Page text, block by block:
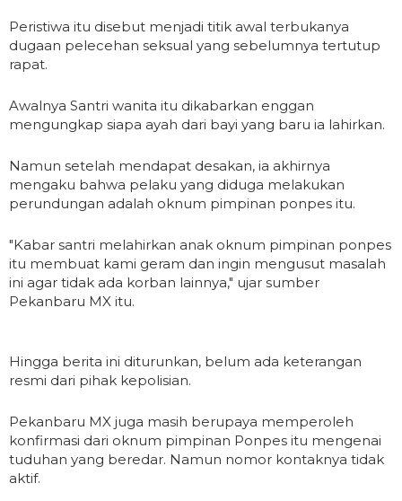
Peristiwa itu disebut menjadi titik awal terbukanya
dugaan pelecehan seksual yang sebelumnya tertutup
rapat.
Awalnya Santri wanita itu dikabarkan enggan
mengungkap siapa ayah dari bayi yang baru ia lahirkan.
Namun setelah mendapat desakan, ia akhirnya
mengaku bahwa pelaku yang diduga melakukan
perundungan adalah oknum pimpinan ponpes itu.
"Kabar santri melahirkan anak oknum pimpinan ponpes
itu membuat kami geram dan ingin mengusut masalah
ini agar tidak ada korban lainnya," ujar sumber
Pekanbaru MX itu.
Hingga berita ini diturunkan, belum ada keterangan
resmi dari pihak kepolisian.
Pekanbaru MX juga masih berupaya memperoleh
konfirmasi dari oknum pimpinan Ponpes itu mengenai
tuduhan yang beredar. Namun nomor kontaknya tidak
aktif.